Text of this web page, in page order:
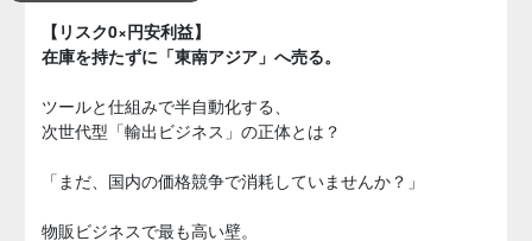
【リスク0×円安利益】
在庫を持たずに「東南アジア」へ売る。
ツールと仕組みで半自動化する、
次世代型「輸出ビジネス」の正体とは？
「まだ、国内の価格競争で消耗していませんか？」
物販ビジネスで最も高い壁。